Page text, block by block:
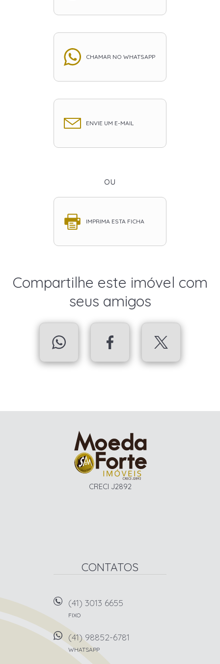
CHAMAR NO WHATSAPP
ENVIE UM E-MAIL
ou
IMPRIMA ESTA FICHA
Compartilhe este imóvel com
seus amigos
CRECI J2892
CONTATOS
(41) 3013 6655
FIXO
(41) 98852-6781
WHATSAPP